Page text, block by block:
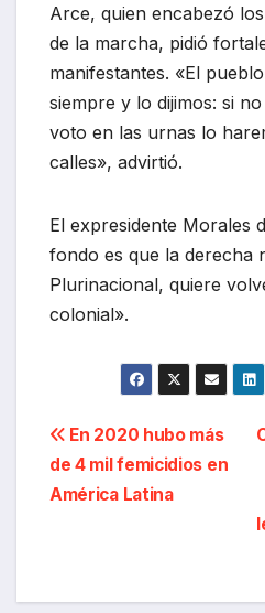
Arce, quien encabezó
de la marcha, pidió
manifestantes. «El
siempre y lo dijimos: si
voto en las urnas lo
calles», advirtió.
El expresidente Morales
fondo es que la derecha
Plurinacional, quiere
colonial».
Navegación
de
En 2020 hubo más
de 4 mil femicidios en
América Latina